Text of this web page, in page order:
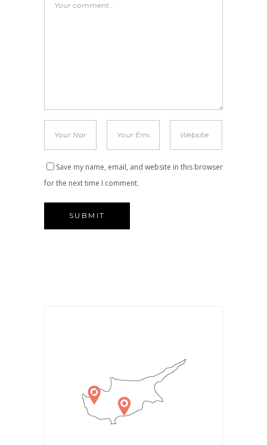
Save my name, email, and website in this browser
for the next time I comment.